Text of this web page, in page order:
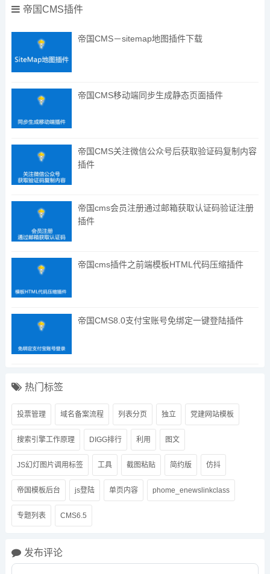
帝国CMS插件
帝国CMS－sitemap地图插件下载
帝国CMS移动端同步生成静态页面插件
帝国CMS关注微信公众号后获取验证码复制内容
插件
帝国cms会员注册通过邮箱获取认证码验证注册
插件
帝国cms插件之前端模板HTML代码压缩插件
帝国CMS8.0支付宝账号免绑定一键登陆插件
热门标签
投票管理 域名备案流程 列表分页 独立 党建网站模板
搜索引擎工作原理 DIGG排行 利用 图文
JS幻灯图片调用标签 工具 截图粘贴 简约版 仿抖
帝国模板后台 js登陆 单页内容 phome_enewslinkclass
专题列表 CMS6.5
发布评论